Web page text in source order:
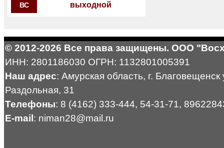
ВС выходной
© 2012-2026 Все права защищены. ООО
ИНН: 2801186030 ОГРН: 1132801005391
Наш адрес: Амурская область, г. Благовещенск
Раздольная, 31
Телефоны: 8 (4162) 333-444, 54-31-71,
E-mail : niman28@mail.ru